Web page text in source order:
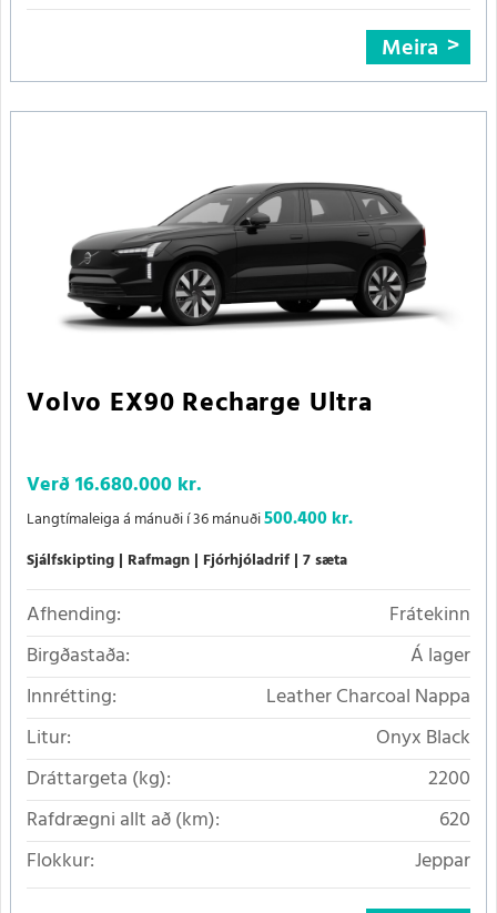
Meira
Volvo EX90 Recharge Ultra
Verð16.680.000 kr.
Langtímaleiga á mánuði í 36 mánuði500.400 kr.
Sjálfskipting Rafmagn Fjórhjóladrif 7 sæta
Afhending:
Frátekinn
Birgðastaða:
Á lager
Innrétting:
Leather Charcoal Nappa
Litur:
Onyx Black
Dráttargeta (kg):
2200
Rafdrægni allt að (km):
620
Flokkur:
Jeppar